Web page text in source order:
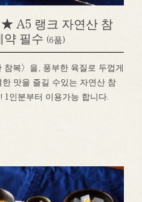
A5 랭크 자연산 참
필수 (6품)
복〉을, 풍부한 육질로 두껍게
맛을 즐길 수있는 자연산 참
1인분부터 이용가능 합니다.